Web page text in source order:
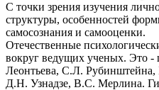
С точки зрения изучения
структуры, особенностей
самосознания и самооценки.
Отечественные
вокруг ведущих ученых. Это
Леонтьева, С.Л.
Д.Н. Узнадзе, В.С. Мерлина.